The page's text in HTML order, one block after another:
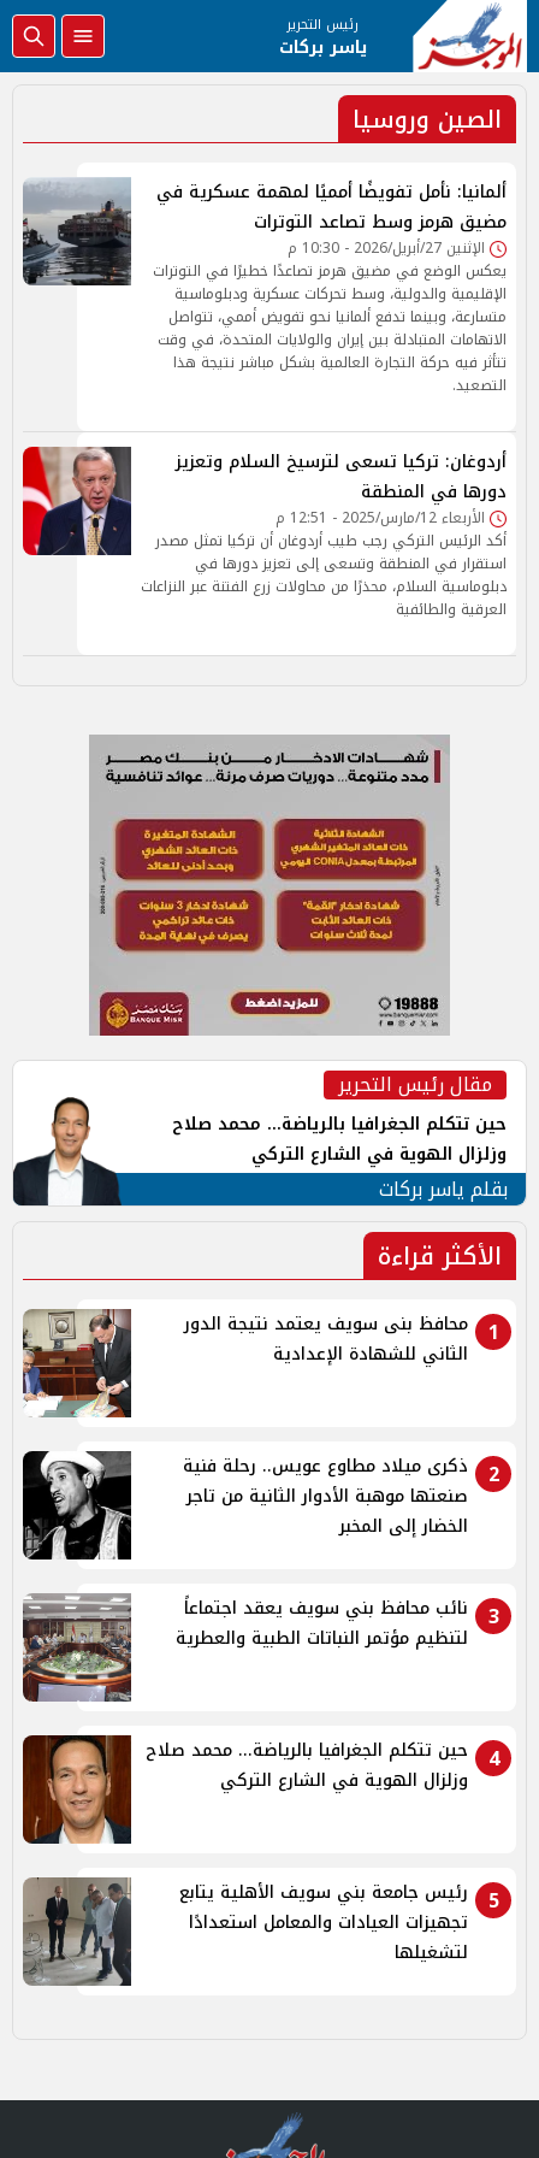
رئيس التحرير
ياسر بركات
الصين وروسيا
ألمانيا: نأمل تفويضًا أمميًا لمهمة عسكرية في
مضيق هرمز وسط تصاعد التوترات
الإثنين 27/أبريل/2026 - 10:30 م
يعكس الوضع في مضيق هرمز تصاعدًا خطيرًا في التوترات
الإقليمية والدولية، وسط تحركات عسكرية ودبلوماسية
متسارعة، وبينما تدفع ألمانيا نحو تفويض أممي، تتواصل
الاتهامات المتبادلة بين إيران والولايات المتحدة، في وقت
تتأثر فيه حركة التجارة العالمية بشكل مباشر نتيجة هذا
التصعيد.
أردوغان: تركيا تسعى لترسيخ السلام وتعزيز
دورها في المنطقة
الأربعاء 12/مارس/2025 - 12:51 م
أكد الرئيس التركي رجب طيب أردوغان أن تركيا تمثل مصدر
استقرار في المنطقة وتسعى إلى تعزيز دورها في
دبلوماسية السلام، محذرًا من محاولات زرع الفتنة عبر النزاعات
العرقية والطائفية
مقال رئيس التحرير
حين تتكلم الجغرافيا بالرياضة... محمد صلاح
وزلزال الهوية في الشارع التركي
بقلم ياسر بركات
الأكثر قراءة
1
محافظ بنى سويف يعتمد نتيجة الدور
الثاني للشهادة الإعدادية
2
ذكرى ميلاد مطاوع عويس.. رحلة فنية
صنعتها موهبة الأدوار الثانية من تاجر
الخضار إلى المخبر
3
نائب محافظ بني سويف يعقد اجتماعاً
لتنظيم مؤتمر النباتات الطبية والعطرية
4
حين تتكلم الجغرافيا بالرياضة... محمد صلاح
وزلزال الهوية في الشارع التركي
5
رئيس جامعة بني سويف الأهلية يتابع
تجهيزات العيادات والمعامل استعدادًا
لتشغيلها